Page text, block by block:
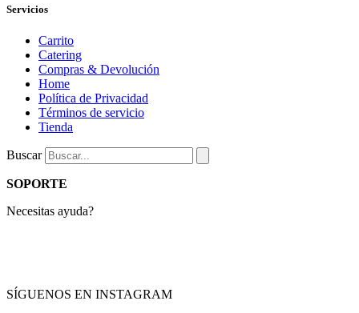
Servicios
Carrito
Catering
Compras & Devolución
Home
Política de Privacidad
Términos de servicio
Tienda
Buscar
SOPORTE
Necesitas ayuda?
SÍGUENOS EN INSTAGRAM